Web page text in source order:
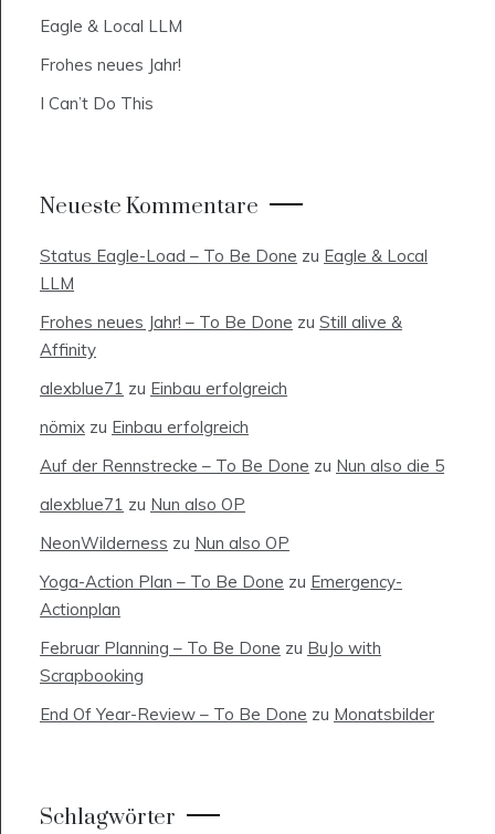
Eagle & Local LLM
Frohes neues Jahr!
I Can’t Do This
Neueste Kommentare
Status Eagle-Load – To Be Done zu Eagle & Local
LLM
Frohes neues Jahr! – To Be Done zu Still alive &
Affinity
alexblue71 zu Einbau erfolgreich
nömix zu Einbau erfolgreich
Auf der Rennstrecke – To Be Done zu Nun also die 5
alexblue71 zu Nun also OP
NeonWilderness zu Nun also OP
Yoga-Action Plan – To Be Done zu Emergency-
Actionplan
Februar Planning – To Be Done zu BuJo with
Scrapbooking
End Of Year-Review – To Be Done zu Monatsbilder
Schlagwörter